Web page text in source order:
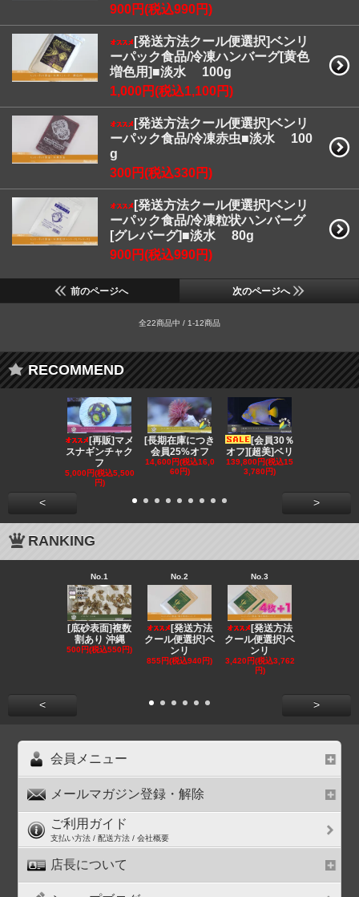
900円(税込990円)
[発送方法クール便選択]ベンリ
ーパック食品/冷凍ハンバーグ[黄色
増色用]■淡水 100g
1,000円(税込1,100円)
[発送方法クール便選択]ベンリ
ーパック食品/冷凍赤虫■淡水 100
g
300円(税込330円)
[発送方法クール便選択]ベンリ
ーパック食品/冷凍粒状ハンバーグ
[グレバーグ]■淡水 80g
900円(税込990円)
前のページへ 次のページへ
全22商品中 / 1-12商品
RECOMMEND
[再販]マメ
スナギンチャク
フ
5,000円(税込5,500
円)
[長期在庫につき
会員25%オフ
14,600円(税込16,0
60円)
[会員30％
オフ][超美]ベリ
139,800円(税込15
3,780円)
< >
RANKING
No.1
[底砂表面]複数
割あり 沖縄
500円(税込550円)
No.2
[発送方法
クール便選択]ベ
ンリ
855円(税込940円)
No.3
[発送方法
クール便選択]ベ
ンリ
3,420円(税込3,762
円)
< >
会員メニュー
メールマガジン登録・解除
ご利用ガイド
支払い方法 / 配送方法 / 会社概要
店長について